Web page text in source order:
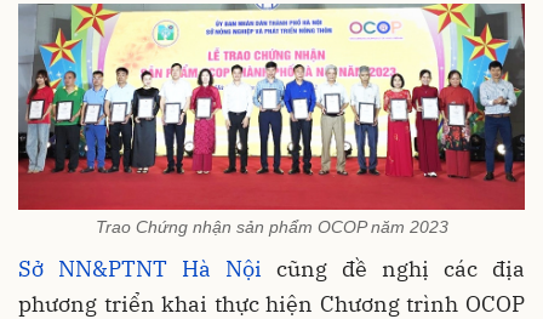
Trao Chứng nhận sản phẩm OCOP năm 2023
Sở NN&PTNT Hà Nội cũng đề nghị các địa
phương triển khai thực hiện Chương trình OCOP